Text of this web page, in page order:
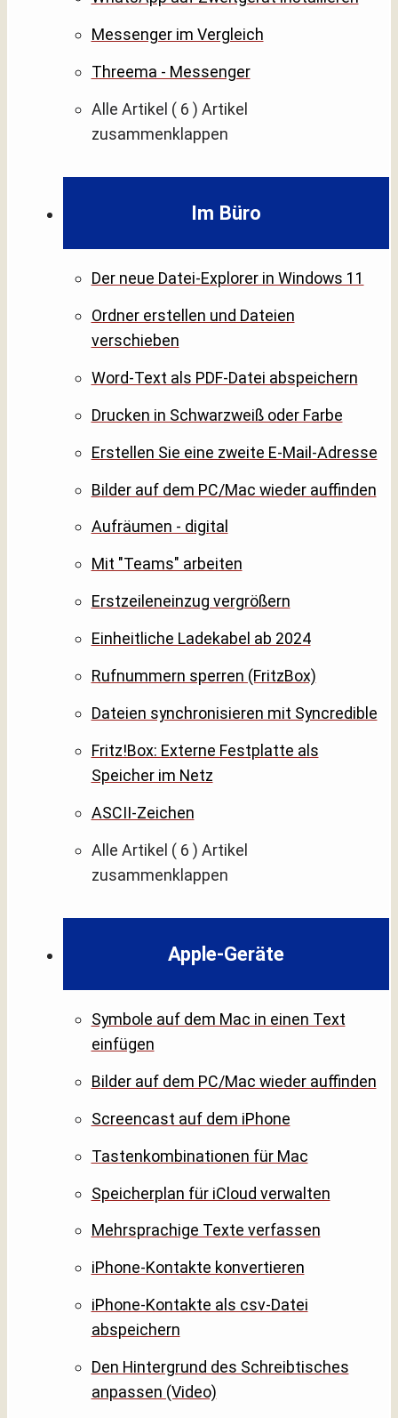
Messenger im Vergleich
Threema - Messenger
Alle Artikel ( 6 ) Artikel
zusammenklappen
Im Büro
Der neue Datei-Explorer in Windows 11
Ordner erstellen und Dateien
verschieben
Word-Text als PDF-Datei abspeichern
Drucken in Schwarzweiß oder Farbe
Erstellen Sie eine zweite E-Mail-Adresse
Bilder auf dem PC/Mac wieder auffinden
Aufräumen - digital
Mit "Teams" arbeiten
Erstzeileneinzug vergrößern
Einheitliche Ladekabel ab 2024
Rufnummern sperren (FritzBox)
Dateien synchronisieren mit Syncredible
Fritz!Box: Externe Festplatte als
Speicher im Netz
ASCII-Zeichen
Alle Artikel ( 6 ) Artikel
zusammenklappen
Apple-Geräte
Symbole auf dem Mac in einen Text
einfügen
Bilder auf dem PC/Mac wieder auffinden
Screencast auf dem iPhone
Tastenkombinationen für Mac
Speicherplan für iCloud verwalten
Mehrsprachige Texte verfassen
iPhone-Kontakte konvertieren
iPhone-Kontakte als csv-Datei
abspeichern
Den Hintergrund des Schreibtisches
anpassen (Video)